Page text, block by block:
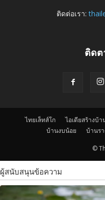
ติดต่อเรา:
ติดต
ไทยเล็ทส์โก ไอเดียสร้างบ้า
บ้านงบน้อย
บ้านร
©